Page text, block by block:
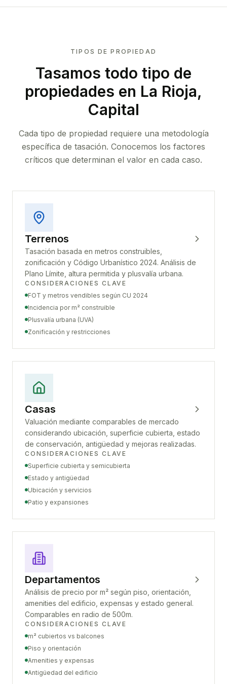
TIPOS DE PROPIEDAD
Tasamos todo tipo de
propiedades en La Rioja,
Capital
Cada tipo de propiedad requiere una metodología
específica de tasación. Conocemos los factores
críticos que determinan el valor en cada caso.
Terrenos
Tasación basada en metros construibles,
zonificación y Código Urbanístico 2024. Análisis de
Plano Límite, altura permitida y plusvalía urbana.
CONSIDERACIONES CLAVE
FOT y metros vendibles según CU 2024
Incidencia por m² construible
Plusvalía urbana (UVA)
Zonificación y restricciones
Casas
Valuación mediante comparables de mercado
considerando ubicación, superficie cubierta, estado
de conservación, antigüedad y mejoras realizadas.
CONSIDERACIONES CLAVE
Superficie cubierta y semicubierta
Estado y antigüedad
Ubicación y servicios
Patio y expansiones
Departamentos
Análisis de precio por m² según piso, orientación,
amenities del edificio, expensas y estado general.
Comparables en radio de 500m.
CONSIDERACIONES CLAVE
m² cubiertos vs balcones
Piso y orientación
Amenities y expensas
Antigüedad del edificio